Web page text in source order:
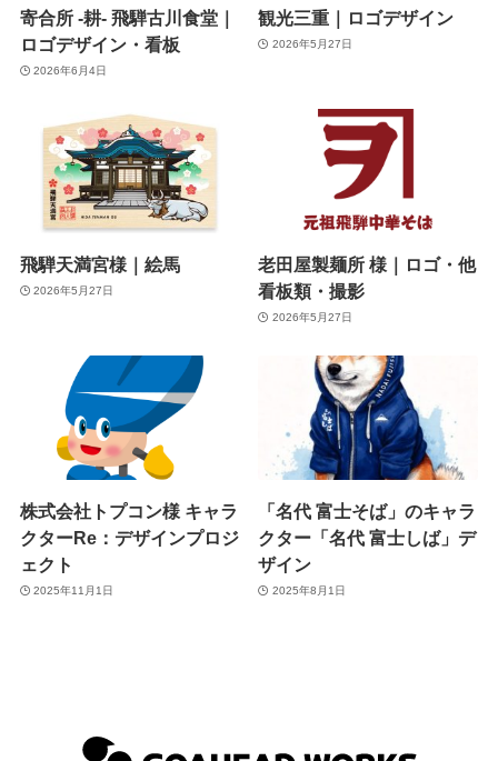
寄合所 -耕- 飛騨古川食堂｜
ロゴデザイン・看板
2026年6月4日
観光三重｜ロゴデザイン
2026年5月27日
飛騨天満宮様｜絵馬
2026年5月27日
老田屋製麺所 様｜ロゴ・他
看板類・撮影
2026年5月27日
株式会社トプコン様 キャラ
クターRe：デザインプロジ
ェクト
2025年11月1日
「名代 富士そば」のキャラ
クター「名代 富士しば」デ
ザイン
2025年8月1日